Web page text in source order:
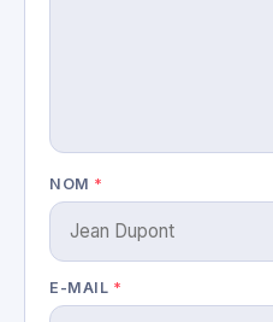
NOM *
E-MAIL *